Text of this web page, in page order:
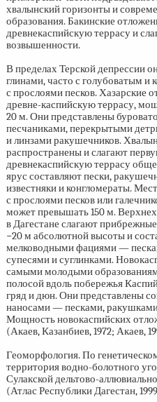
хвалынский горизонты и
образования. Бакинские
древнекаспийскую террасу и
возвышенности.
В пределах Терской депрессии
глинами, часто с голубоватым и
с прослоями песков. Хазарские
древне-каспийскую террасу,
20 м. Они представлены
песчаниками, перекрытыми
и линзами ракушечников.
распространены и слагают
древнекаспийскую террасу
ярус составляют пески,
известняки и конгломераты.
с прослоями песков или
может превышать 150 м.
в Дагестане слагают
−20 м абсолютной высоты и
мелководными фациями —
супесями и суглинками.
самыми молодыми
полосой вдоль побережья
гряд и дюн. Они представлены
наносами — песками,
Мощность новокаспийских
(Акаев, Казанбиев, 1972; Акаев,
Геоморфология. По
территория водно-болотного
Сулакской дельтово-
(Атлас Республики Дагестан,